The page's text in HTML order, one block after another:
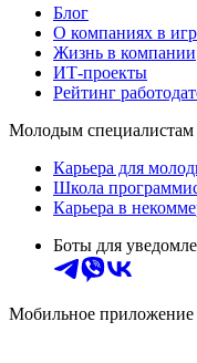
Блог
О компаниях в
Жизнь в компании
ИТ-проекты
Рейтинг
Молодым специалистам
Карьера для
Школа
Карьера в
Боты для
Мобильное приложение